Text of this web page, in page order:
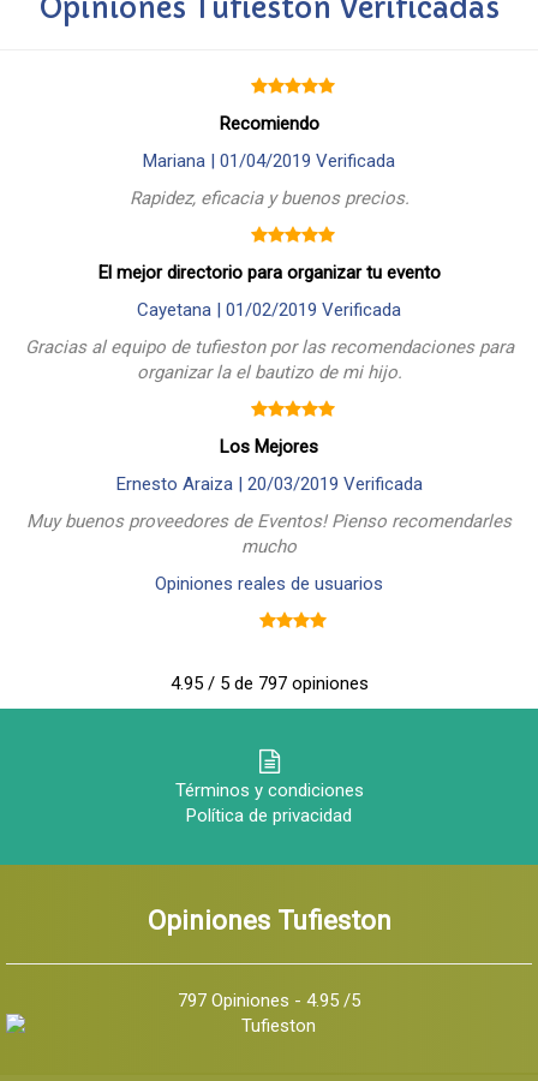
Opiniones Tufieston Verificadas
Recomiendo
Mariana | 01/04/2019 Verificada
Rapidez, eficacia y buenos precios.
El mejor directorio para organizar tu evento
Cayetana | 01/02/2019 Verificada
Gracias al equipo de tufieston por las recomendaciones para
organizar la el bautizo de mi hijo.
Los Mejores
Ernesto Araiza | 20/03/2019 Verificada
Muy buenos proveedores de Eventos! Pienso recomendarles
mucho
Opiniones reales de usuarios
4.95 / 5 de 797 opiniones
Términos y condiciones
Política de privacidad
Opiniones Tufieston
797 Opiniones - 4.95 /5